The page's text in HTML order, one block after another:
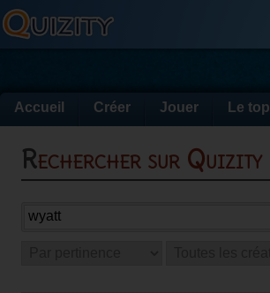
Accueil Créer Jouer Le top
Rechercher sur Quizity